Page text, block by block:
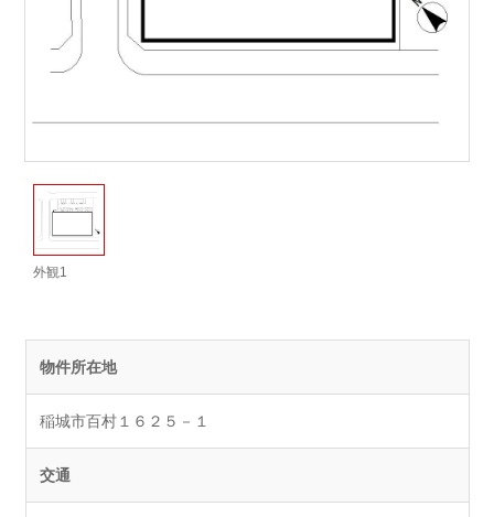
外観1
物件所在地
稲城市百村１６２５－１
交通